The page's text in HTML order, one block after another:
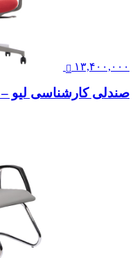
۱۳,۴۰۰,۰۰۰
صندلی کارشناسی لیو – I81zsu